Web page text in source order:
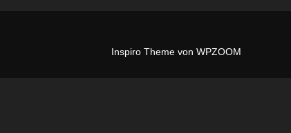
Inspiro Theme von WPZOOM